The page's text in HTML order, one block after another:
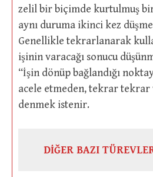
zelil bir biçimde kurtulmuş
aynı duruma ikinci kez
Genellikle tekrarlanarak
işinin varacağı sonucu
“İşin dönüp bağlandığı
acele etmeden, tekrar tekrar
denmek istenir.
DİĞER BAZI